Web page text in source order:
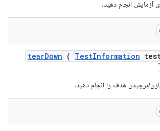
آزمایش انجام دهید.
tearDown ( TestInformation
برچیدن هدف را انجام دهید.